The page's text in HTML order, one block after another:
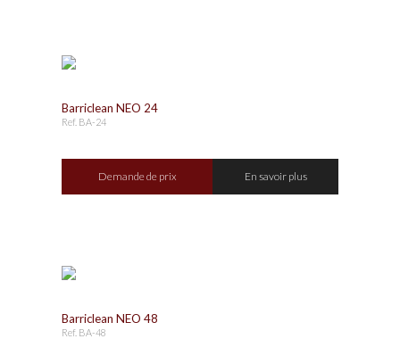
Barriclean NEO 24
Ref. BA-24
Demande de prix En savoir plus
Barriclean NEO 48
Ref. BA-48